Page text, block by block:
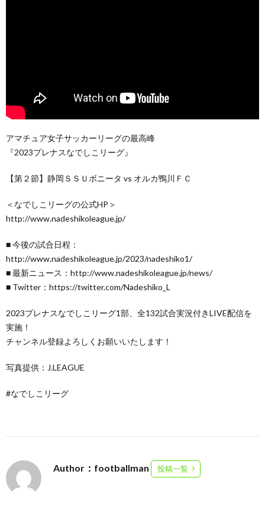
アマチュア女子サッカーリーグの最高峰
『2023プレナスなでしこリーグ』
【第２節】静岡ＳＳＵボニータ vs オルカ鴨川ＦＣ
＜なでしこリーグの公式HP＞
http://www.nadeshikoleague.jp/
■ 今後の試合日程：
http://www.nadeshikoleague.jp/2023/nadeshiko1/
■ 最新ニュース：http://www.nadeshikoleague.jp/news/
■ Twitter：https://twitter.com/Nadeshiko_L
2023プレナスなでしこリーグ1部、全132試合実況付きLIVE配信を
実施！
チャンネル登録よろしくお願いいたします！
写真提供：J.LEAGUE
#なでしこリーグ
Author：footballman 投稿一覧